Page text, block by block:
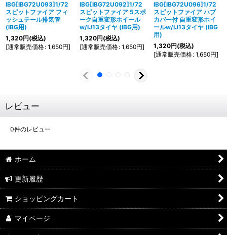
IBG[IBG72U093]1/72
スピットファイア フィ
ッシュテール排気管
(IBG用)
1,320円(税込)
[通常販売価格: 1,650円]
IBG[IBG72U092]1/72
スピットファイア 5スポ
ーク自重変形ホイール
w/IJ13タイヤ (IBG用)
1,320円(税込)
[通常販売価格: 1,650円]
IBG[IBG72U096]1/72
スピットファイア ハブ
カバー付 自重変形ホイ
ールw/IJ13タイヤ (IBG
用)
1,320円(税込)
[通常販売価格: 1,650円]
レビュー
0件のレビュー
ホーム
更新履歴
ショッピングカート
マイページ